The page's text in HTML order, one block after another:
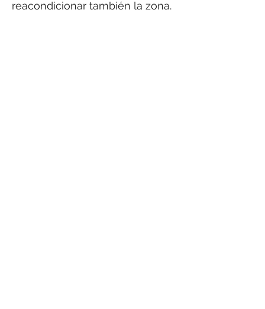
reacondicionar también la zona.